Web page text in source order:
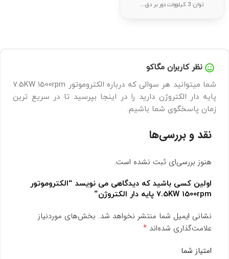
توان: 3 کیلووات دور بر دق...
نظر کاربران مگاکو
شما میتوانید هر سوالی که درباره الکتروموتور 7.5KW 1500rpm
پایه دار الکتروژن دارید را در اینجا بپرسید تا در سریع ترین
زمان پاسخگوی شما باشیم.
نقد و بررسی‌ها
هنوز بررسی‌ای ثبت نشده است.
اولین کسی باشید که دیدگاهی می نویسد “الکتروموتور
7.5KW 1500rpm پایه دار الکتروژن”
نشانی ایمیل شما منتشر نخواهد شد. بخش‌های موردنیاز
علامت‌گذاری شده‌اند *
امتیاز شما